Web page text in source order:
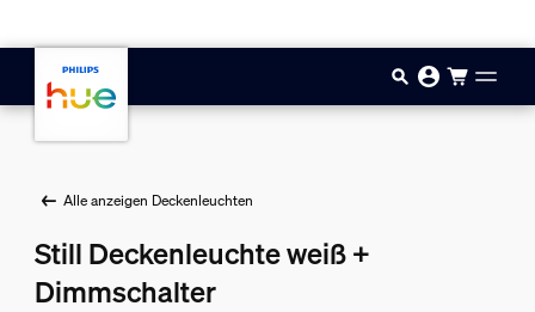
Alle anzeigen Deckenleuchten
Still Deckenleuchte weiß +
Dimmschalter